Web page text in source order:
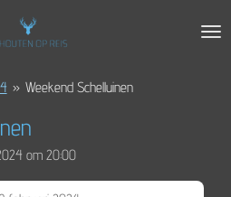
» Weekend Schelluinen
om 20:00